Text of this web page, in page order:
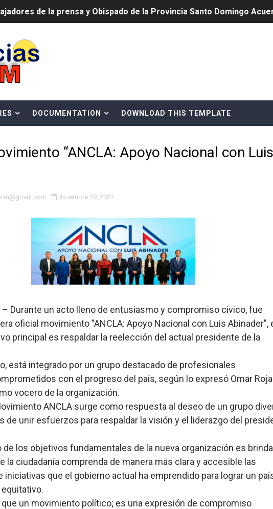
de la prensa y Obispado de la Provincia Santo Domingo
180 dirigentes sindicales de las Américas se reúnen en
Amigos es reconocido por sus cuatro décadas de excelencia
Popular escala 17 posiciones en los mil mejores bancos del mundo
el SRSO actualizan Manual de Comunicación Interna y Externa
de León responde a Roberto Tineo y a Yeisy por sus críticas
55 años sembrando desarrollo y fortaleciendo la frontera
interagencial frena delitos ambientales y recupera terrenos en
y Gestión Presidencial encabezan entrega compensación a
de Defensa siembra esperanza y protege el agua mediante
y CECCOM retienen 213,355 galones de combustibles y 46 millones
Nacionales recauda más de RD 57 millones en segunda subasta
en San Juan beneficiados con jornada asistencial de Desarrollo
Henry Molina decidió no seguir en la Presidencia de la
Plácido critica la situación económica y califica de ineficiente la
XII Promoción Servicio Militar Voluntario
Suberví asegura en Carolina Mejía RD tiene la oportunidad
policial sobre atentado a balazos en la avenida Abraham
urge fortalecer el sistema eléctrico ante constantes apagones en
a presidente del Colegio de Notarios hace llamado a la unidad.
realizará Primer Festival de Plantas 2026
DOCUMENTATION DOWNLOAD THIS TEMPLATE
“ANCLA: Apoyo Nacional con Luis
diciembre 19, 2023
– Durante un acto lleno de entusiasmo y compromiso cívico, fue
oficial movimiento "ANCLA: Apoyo Nacional con Luis Abinader",
principal es respaldar la reelección del actual presidente de la
está integrado por un grupo destacado de profesionales
con el progreso del país, según lo expresó Omar
vocero de la organización.
ANCLA surge como respuesta al deseo de un grupo
de unir esfuerzos para respaldar la visión y el liderazgo del
de los objetivos fundamentales de la nueva organización es
la ciudadanía comprenda de manera más clara y accesible las
iniciativas que el gobierno actual ha emprendido para lograr un
que un movimiento político; es una expresión de compromiso